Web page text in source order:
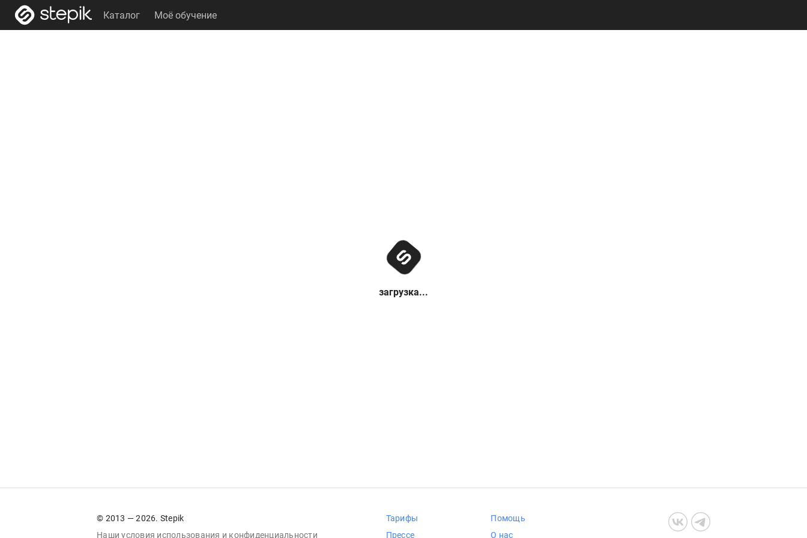
Каталог Моё обучение
загрузка...
© 2013 — 2026. Stepik
Наши условия использования и конфиденциальности
Тарифы
Прессе
Помощь
О нас